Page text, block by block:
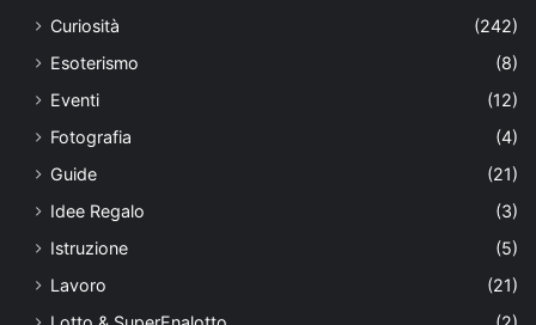
Curiosità
(242)
Esoterismo
(8)
Eventi
(12)
Fotografia
(4)
Guide
(21)
Idee Regalo
(3)
Istruzione
(5)
Lavoro
(21)